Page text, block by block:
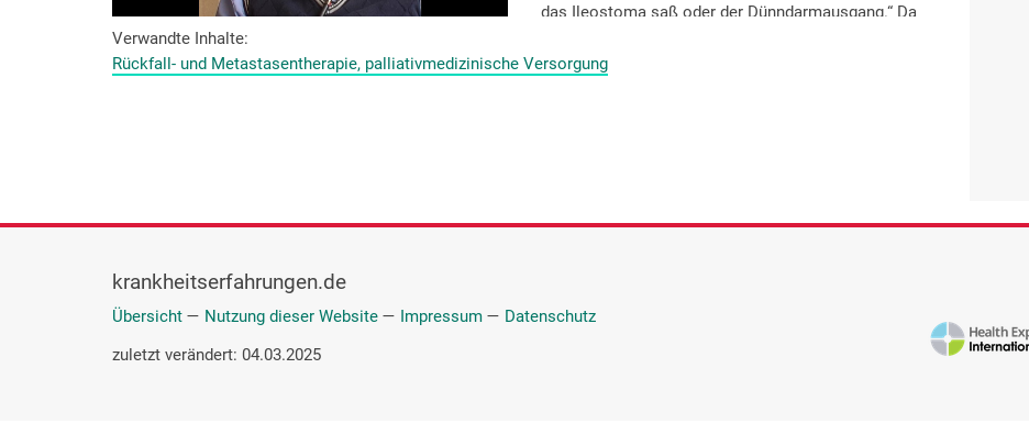
das Ileostoma saß oder der Dünndarmausgang.“ Da
Und da ist das dann 20XX operiert worden. Die
Operation hat fast zehn Stunden gedauert. Aber es
Verwandte Inhalte
Rückfall- und Metastasentherapie, palliativmedizinische Versorgung
krankheitserfahrungen.de
Übersicht — Nutzung dieser Website — Impressum — Datenschutz
zuletzt verändert: 04.03.2025